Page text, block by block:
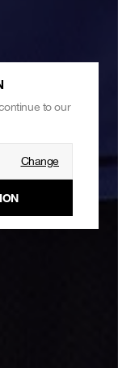
to our
Change